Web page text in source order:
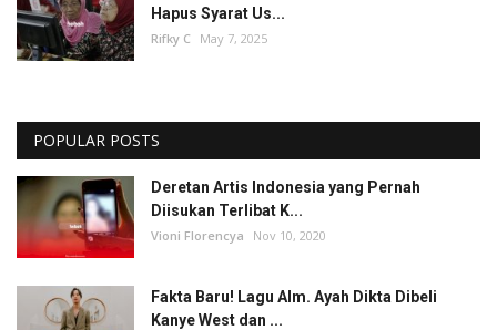
Hapus Syarat Us...
Rifky C May 7, 2025
POPULAR POSTS
Deretan Artis Indonesia yang Pernah
Diisukan Terlibat K...
Vioni Florencya Nov 10, 2020
Fakta Baru! Lagu Alm. Ayah Dikta Dibeli
Kanye West dan ...